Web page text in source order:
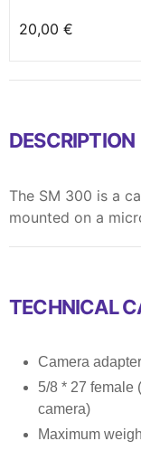
20,00 €
DESCRIPTION
The SM 300 is a
mounted on a
TECHNICAL
Camera adapter
5/8 * 27 female
camera)
Maximum